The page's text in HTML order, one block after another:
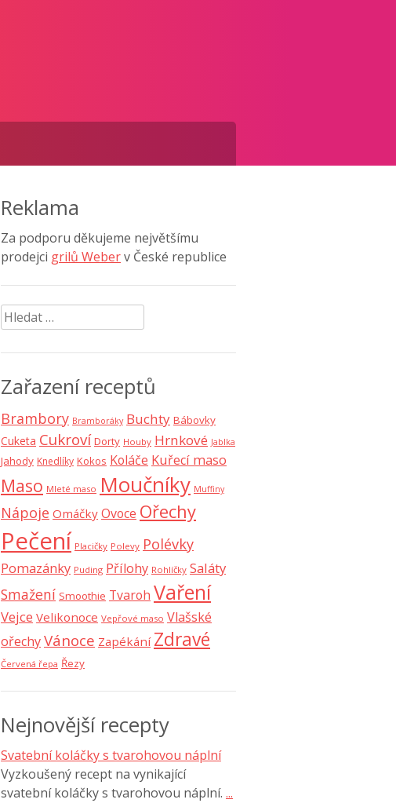
Reklama
Za podporu děkujeme největšímu
prodejci grilů Weberv České republice
Vyhledávání
Zařazení receptů
Brambory Bramboráky Buchty Bábovky
Cuketa Cukroví Dorty Houby Hrnkové Jablka
Jahody Knedlíky Kokos Koláče Kuřecí maso
Maso Mleté maso Moučníky Muffiny
Nápoje Omáčky Ovoce Ořechy
Pečení Placičky Polevy Polévky
Pomazánky Puding Přílohy Rohlíčky Saláty
Smažení Smoothie Tvaroh Vaření
Vejce Velikonoce Vepřové maso Vlašské
ořechyVánoce Zapékání Zdravé
Červená řepa Řezy
Nejnovější recepty
Svatební koláčky s tvarohovou náplní
Vyzkoušený recept na vynikající
svatební koláčky s tvarohovou náplní. ...